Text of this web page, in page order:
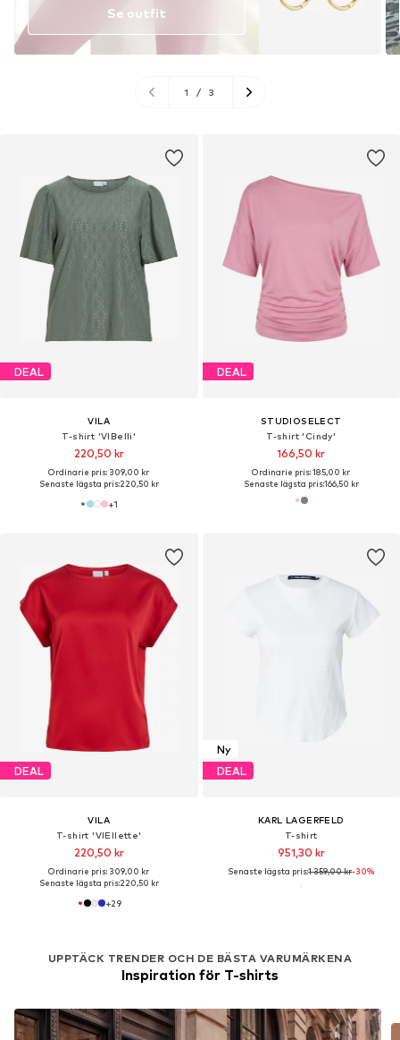
Se outfit
1 / 3
DEAL
VILA
T-shirt 'VIBelli'
220,50 kr
Ordinarie pris: 309,00 kr
Senaste lägsta pris:220,50 kr
+1
DEAL
STUDIOSELECT
T-shirt 'Cindy'
166,50 kr
Ordinarie pris: 185,00 kr
Senaste lägsta pris:166,50 kr
DEAL
VILA
T-shirt 'VIEllette'
220,50 kr
Ordinarie pris: 309,00 kr
Senaste lägsta pris:220,50 kr
+29
Ny
DEAL
KARL LAGERFELD
T-shirt
951,30 kr
Senaste lägsta pris:1 359,00 kr-30%
UPPTÄCK TRENDER OCH DE BÄSTA VARUMÄRKENA
Inspiration för T-shirts